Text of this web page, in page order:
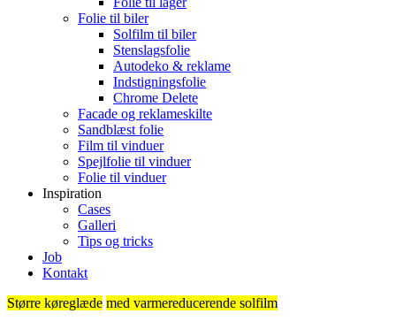
Folie til biler
Solfilm til biler
Stenslagsfolie
Autodeko & reklame
Indstigningsfolie
Chrome Delete
Facade og reklameskilte
Sandblæst folie
Film til vinduer
Spejlfolie til vinduer
Folie til vinduer
Inspiration
Cases
Galleri
Tips og tricks
Job
Kontakt
Større køreglæde med varme­reducerende solfilm